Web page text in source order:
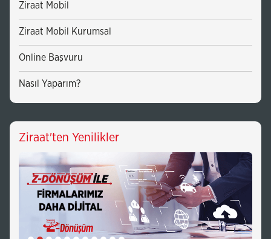
Ziraat Mobil
Ziraat Mobil Kurumsal
Online Başvuru
Nasıl Yaparım?
Ziraat'ten Yenilikler